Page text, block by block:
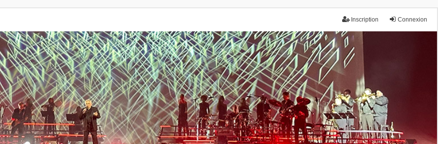
Connexion
Inscription